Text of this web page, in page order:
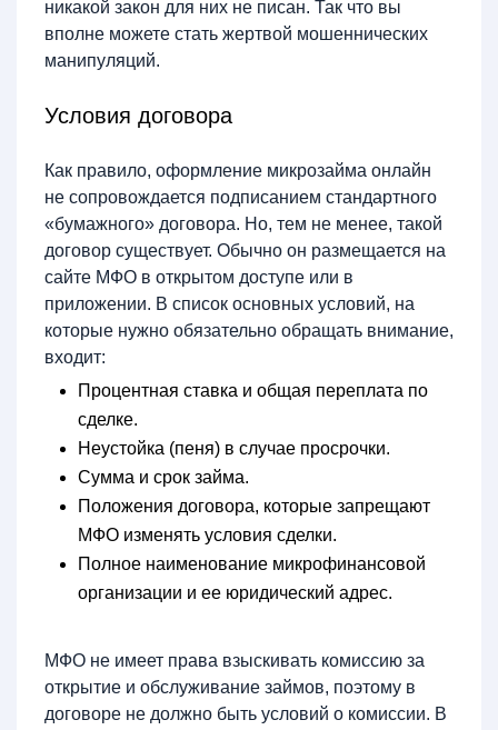
никакой закон для них не писан. Так что вы
вполне можете стать жертвой мошеннических
манипуляций.
Условия договора
Как правило, оформление микрозайма онлайн
не сопровождается подписанием стандартного
«бумажного» договора. Но, тем не менее, такой
договор существует. Обычно он размещается на
сайте МФО в открытом доступе или в
приложении. В список основных условий, на
которые нужно обязательно обращать внимание,
входит:
Процентная ставка и общая переплата по
сделке.
Неустойка (пеня) в случае просрочки.
Сумма и срок займа.
Положения договора, которые запрещают
МФО изменять условия сделки.
Полное наименование микрофинансовой
организации и ее юридический адрес.
МФО не имеет права взыскивать комиссию за
открытие и обслуживание займов, поэтому в
договоре не должно быть условий о комиссии. В